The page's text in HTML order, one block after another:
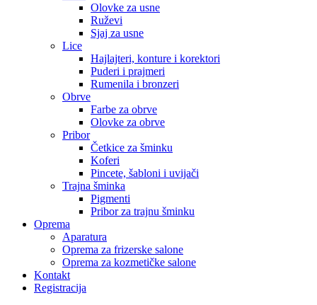
Olovke za usne
Ruževi
Sjaj za usne
Lice
Hajlajteri, konture i korektori
Puderi i prajmeri
Rumenila i bronzeri
Obrve
Farbe za obrve
Olovke za obrve
Pribor
Četkice za šminku
Koferi
Pincete, šabloni i uvijači
Trajna šminka
Pigmenti
Pribor za trajnu šminku
Oprema
Aparatura
Oprema za frizerske salone
Oprema za kozmetičke salone
Kontakt
Registracija